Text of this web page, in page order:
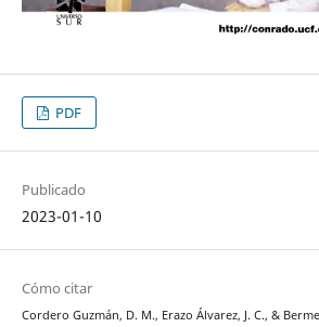
PDF
Publicado
2023-01-10
Cómo citar
Cordero Guzmán, D. M., Erazo Álvarez, J. C., &